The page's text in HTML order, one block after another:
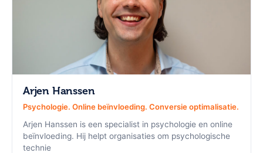
Arjen Hanssen
Psychologie. Online beïnvloeding. Conversie optimalisatie.
Arjen Hanssen is een specialist in psychologie en online
beïnvloeding. Hij helpt organisaties om psychologische
technie